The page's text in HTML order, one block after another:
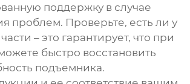
поддержку в случае
проблем. Проверьте, есть ли у
– это гарантирует, что при
быстро восстановить
подъемника.